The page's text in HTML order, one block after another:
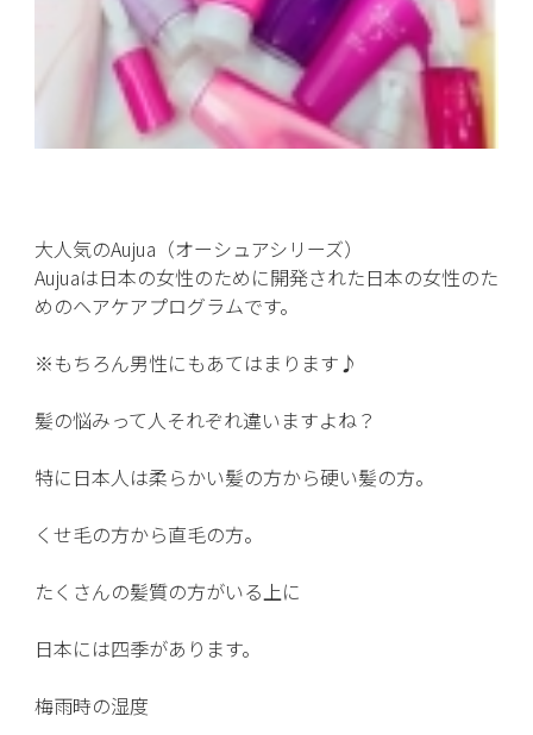
大人気のAujua（オーシュアシリーズ）
Aujuaは日本の女性のために開発された日本の女性のた
めのヘアケアプログラムです。
※もちろん男性にもあてはまります♪
髪の悩みって人それぞれ違いますよね？
特に日本人は柔らかい髪の方から硬い髪の方。
くせ毛の方から直毛の方。
たくさんの髪質の方がいる上に
日本には四季があります。
梅雨時の湿度